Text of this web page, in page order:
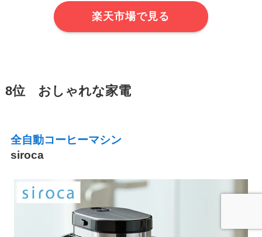
楽天市場で見る
8位 おしゃれな家電
全自動コーヒーマシン
siroca